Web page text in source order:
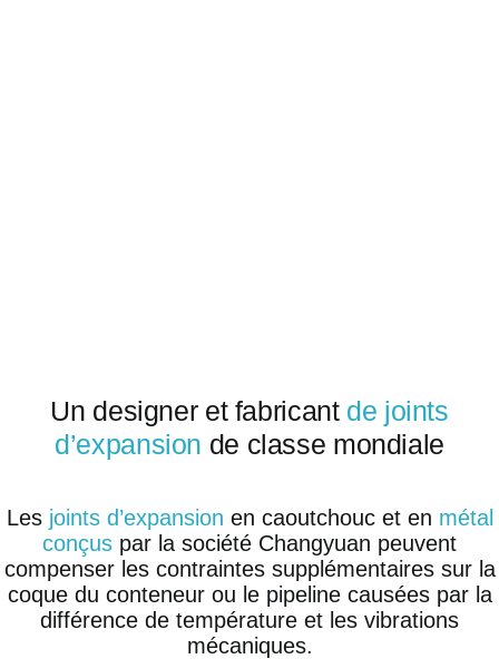
Un designer et fabricant de joints
d’expansion de classe mondiale
Les joints d’expansion en caoutchouc et en métal
conçus par la société Changyuan peuvent
compenser les contraintes supplémentaires sur la
coque du conteneur ou le pipeline causées par la
différence de température et les vibrations
mécaniques.